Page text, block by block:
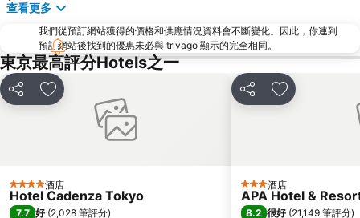
築地魚市場
Kawasaki Station
東京迪士尼海洋
太陽城
Nippori Station
Tachikawa Station
Gotanda Station
赤羽站
Omiya Station
Ginza Metro Station
水道橋站
Shinjuku-gyoemmae Metro Station
Shinagawa
Hamamatsucho station
查看更多
我們從預訂網站獲得的價格和供應情況資料會不斷變化。因此，你連到
預訂網站後找到的優惠未必與 trivago 顯示的完全相同。
東京最高評分Hotels之一
分享 放到收藏夾
4 星級 酒店
Hotel Cadenza Tokyo
7.7 好 (2,028 筆評分)
分享 放到收藏夾
3 星級酒店
APA Hotel &
8.2 很好 (21,149 筆評分)